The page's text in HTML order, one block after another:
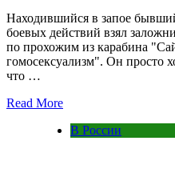
Находившийся в запое
боевых действий взял
по прохожим из карабина
гомосексуализм". Он просто
что …
Read More
В России